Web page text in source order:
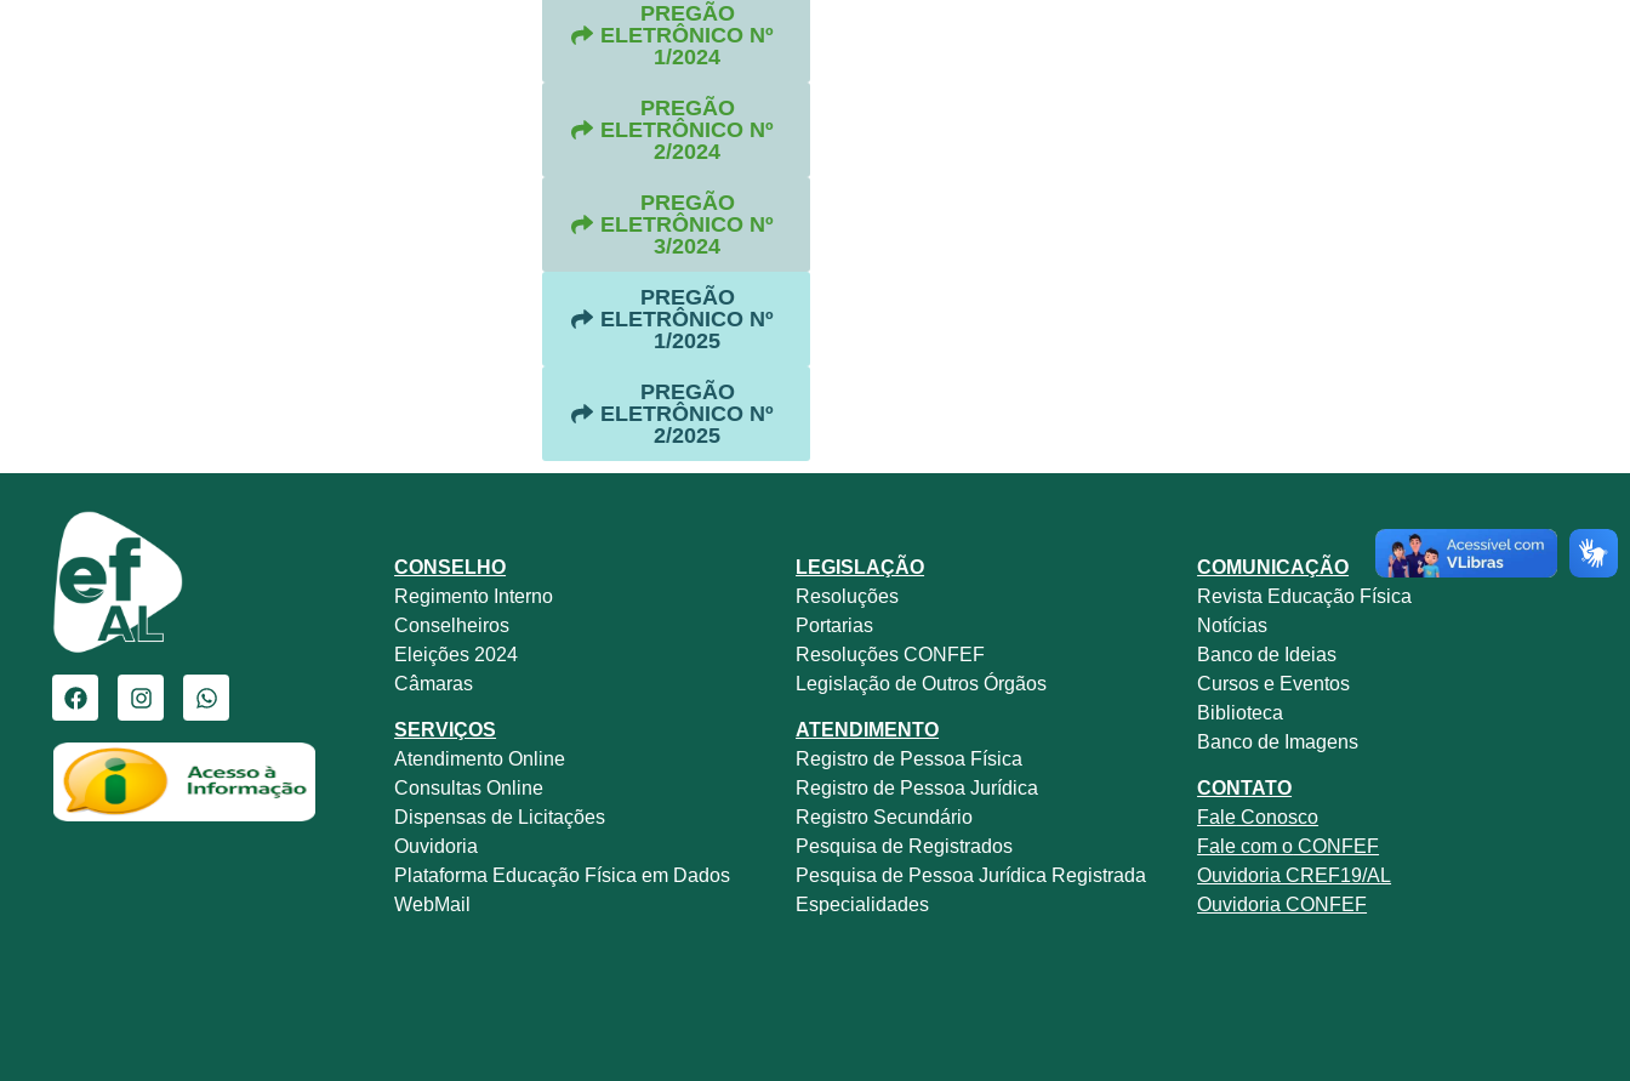
PREGÃO
ELETRÔNICO Nº
1/2024
PREGÃO
ELETRÔNICO Nº
2/2024
PREGÃO
ELETRÔNICO Nº
3/2024
PREGÃO
ELETRÔNICO Nº
1/2025
PREGÃO
ELETRÔNICO Nº
2/2025
CONSELHO
Regimento Interno
Conselheiros
Eleições 2024
Câmaras
SERVIÇOS
Atendimento Online
Consultas Online
Dispensas de Licitações
Ouvidoria
Plataforma Educação Física em Dados
WebMail
LEGISLAÇÃO
Resoluções
Portarias
Resoluções CONFEF
Legislação de Outros Órgãos
ATENDIMENTO
Registro de Pessoa Física
Registro de Pessoa Jurídica
Registro Secundário
Pesquisa de Registrados
Pesquisa de Pessoa Jurídica Registrada
Especialidades
COMUNICAÇÃO
Revista Educação Física
Notícias
Banco de Ideias
Cursos e Eventos
Biblioteca
Banco de Imagens
CONTATO
Fale Conosco
Fale com o CONFEF
Ouvidoria CREF19/AL
Ouvidoria CONFEF